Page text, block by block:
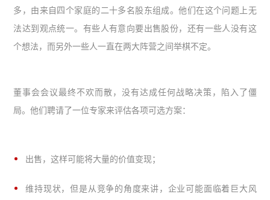
多，由来自四个家庭的二十多名股东组成。他们在这个问题上无
法达到观点统一。有些人有意向要出售股份，还有一些人没有这
个想法，而另外一些人一直在两大阵营之间举棋不定。
董事会会议最终不欢而散，没有达成任何战略决策，陷入了僵
局。他们聘请了一位专家来评估各项可选方案：
出售，这样可能将大量的价值变现；
维持现状，但是从竞争的角度来讲，企业可能面临着巨大风